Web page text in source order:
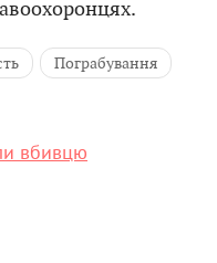
Пограбування
вбивцю